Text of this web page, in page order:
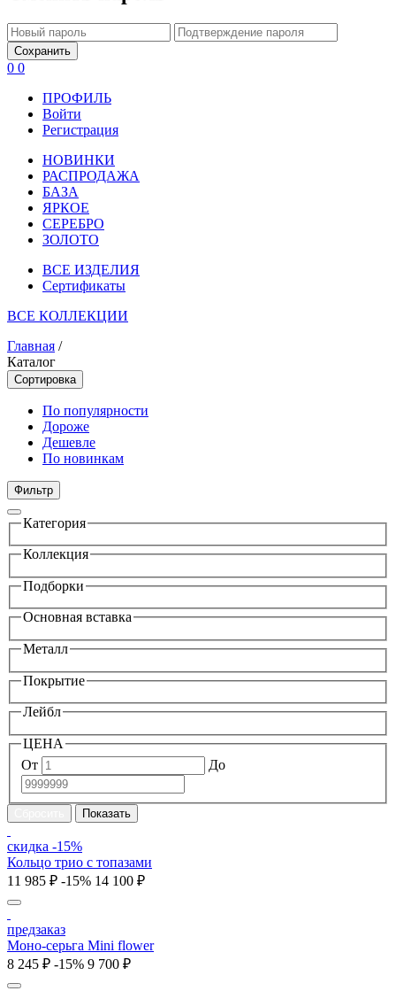
Сохранить
0 0
ПРОФИЛЬ
Войти
Регистрация
НОВИНКИ
РАСПРОДАЖА
БАЗА
ЯРКОЕ
СЕРЕБРО
ЗОЛОТО
ВСЕ ИЗДЕЛИЯ
Сертификаты
ВСЕ КОЛЛЕКЦИИ
Главная /
Каталог
Сортировка
По популярности
Дороже
Дешевле
По новинкам
Фильтр
Категория
Коллекция
Подборки
Основная вставка
Металл
Покрытие
Лейбл
ЦЕНА
От
До
скидка -15%
Кольцо трио с топазами
11 985 ₽ -15% 14 100 ₽
предзаказ
Моно-серьга Mini flower
8 245 ₽ -15% 9 700 ₽